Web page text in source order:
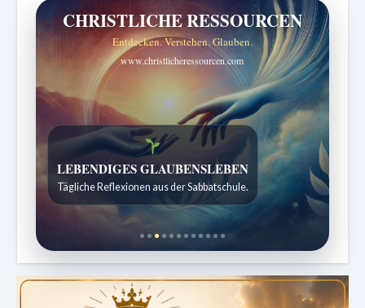
CHRISTLICHE RESSOURCEN
Entdecken. Verstehen. Glauben.
www.christlicheressourcen.com
LEBENDIGES GLAUBENSLEBEN
Tägliche Reflexionen aus der Sabbatschule.